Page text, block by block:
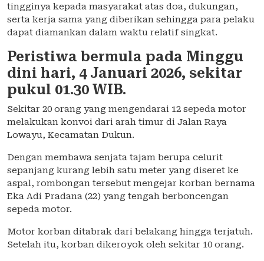
tingginya kepada masyarakat atas doa, dukungan,
serta kerja sama yang diberikan sehingga para pelaku
dapat diamankan dalam waktu relatif singkat.
Peristiwa bermula pada Minggu
dini hari, 4 Januari 2026, sekitar
pukul 01.30 WIB.
Sekitar 20 orang yang mengendarai 12 sepeda motor
melakukan konvoi dari arah timur di Jalan Raya
Lowayu, Kecamatan Dukun.
Dengan membawa senjata tajam berupa celurit
sepanjang kurang lebih satu meter yang diseret ke
aspal, rombongan tersebut mengejar korban bernama
Eka Adi Pradana (22) yang tengah berboncengan
sepeda motor.
Motor korban ditabrak dari belakang hingga terjatuh.
Setelah itu, korban dikeroyok oleh sekitar 10 orang.